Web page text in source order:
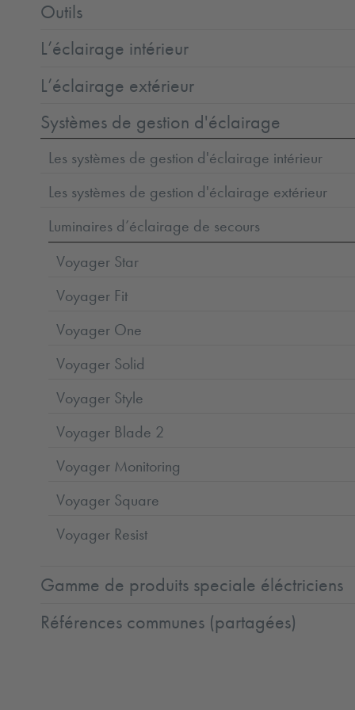
Outils
L’éclairage intérieur
L’éclairage extérieur
Systèmes de gestion d'éclairage
Les systèmes de gestion d'éclairage intérieur
Les systèmes de gestion d'éclairage extérieur
Luminaires d’éclairage de secours
Voyager Star
Voyager Fit
Voyager One
Voyager Solid
Voyager Style
Voyager Blade 2
Voyager Monitoring
Voyager Square
Voyager Resist
Gamme de produits speciale éléctriciens
Références communes (partagées)